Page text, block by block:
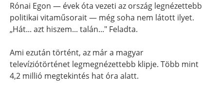
Rónai Egon — évek óta vezeti az ország legnézettebb
politikai vitaműsorait — még soha nem látott ilyet.
„Hát... azt hiszem... talán..." Feladta.
Ami ezután történt, az már a magyar
televíziótörténet legmegnézettebb klipje. Több mint
4,2 millió megtekintés hat óra alatt.